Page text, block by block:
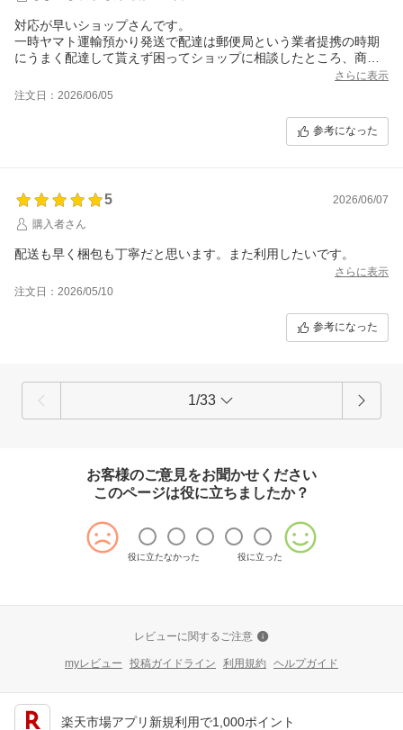
対応が早いショップさんです。
一時ヤマト運輸預かり発送で配達は郵便局という業者提携の時期
にうまく配達して貰えず困ってショップに相談したところ、商品
をあらためて贈る(ショップさん大損)とか提案してくれて。結局、
ヤマト運輸と郵便局双方の話し合いで無事に届いたのですが。
す。トラブルを迅速に的確に心を込めて処理してくれるショップ
さんは信頼できます。今回も確認のご連絡をメールでもらいまし
さらに表示
注文日：2026/06/05
参考になった
5
2026/06/07
購入者さん
配送も早く梱包も丁寧だと思います。また利用したいです。
さらに表示
注文日：2026/05/10
参考になった
1/33
お客様のご意見をお聞かせください
このページは役に立ちましたか？
役に立たなかった 役に立った
レビューに関するご注意
myレビュー 投稿ガイドライン 利用規約 ヘルプガイド
楽天市場アプリ新規利用で1,000ポイント